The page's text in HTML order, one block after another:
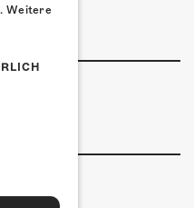
Weitere